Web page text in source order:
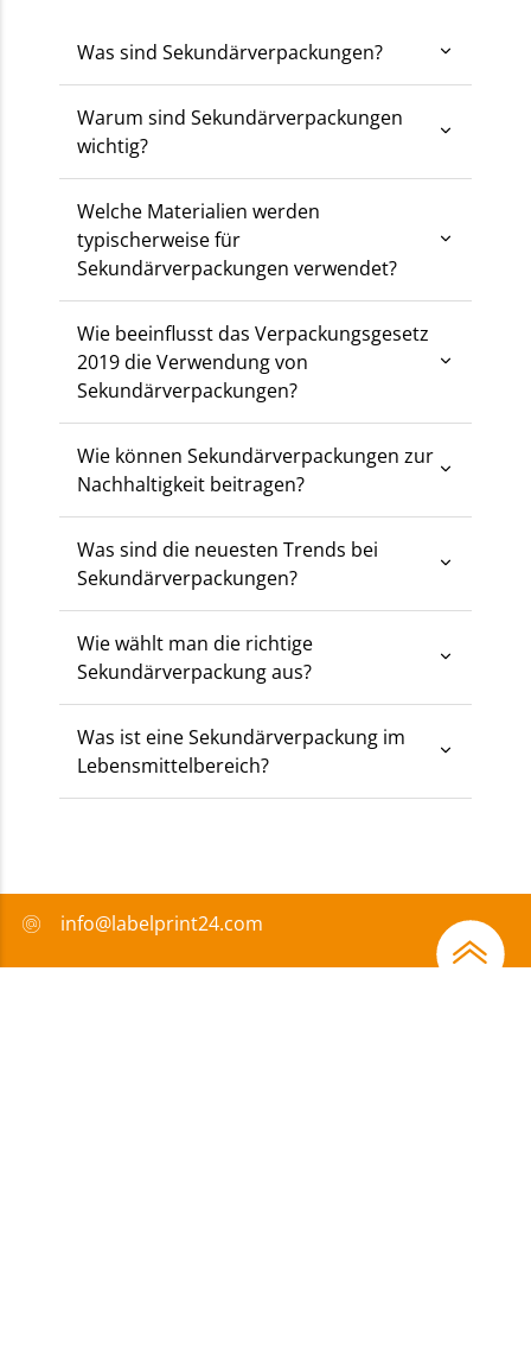
Was sind Sekundärverpackungen?
Warum sind Sekundärverpackungen
wichtig?
Welche Materialien werden
typischerweise für
Sekundärverpackungen verwendet?
Wie beeinflusst das Verpackungsgesetz
2019 die Verwendung von
Sekundärverpackungen?
Wie können Sekundärverpackungen zur
Nachhaltigkeit beitragen?
Was sind die neuesten Trends bei
Sekundärverpackungen?
Wie wählt man die richtige
Sekundärverpackung aus?
Was ist eine Sekundärverpackung im
Lebensmittelbereich?
info@labelprint24.com